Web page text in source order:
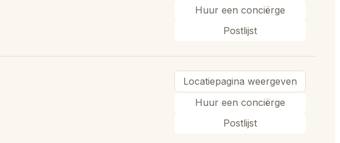
Huur een conciërge
Postlijst
Locatiepagina weergeven
Huur een conciërge
Postlijst